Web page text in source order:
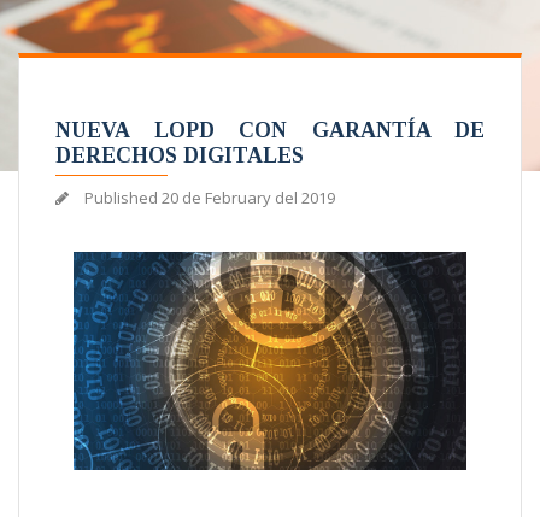
NUEVA LOPD CON GARANTÍA DE
DERECHOS DIGITALES
Published 20 de February del 2019